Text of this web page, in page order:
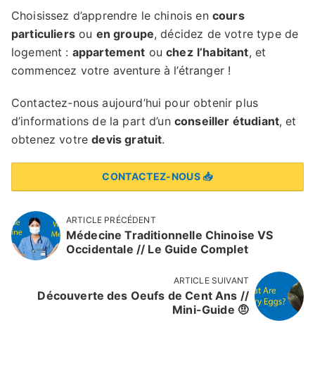
Choisissez d’apprendre le chinois en cours
particuliersou en groupe, décidez de votre type de
logement : appartement ouchez l’habitant, et
commencez votre aventure à l’étranger !
Contactez-nous aujourd’hui pour obtenir plus
d’informations de la part d’un conseiller étudiant, et
obtenez votredevis gratuit.
CONTACTEZ-NOUS 📥
ARTICLE PRÉCÉDENT
Médecine Traditionnelle Chinoise VS
Occidentale // Le Guide Complet
ARTICLE SUIVANT
Découverte des Oeufs de Cent Ans //
Mini-Guide 🤨